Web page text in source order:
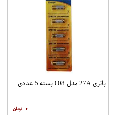
باتری 27A مدل 008 بسته 5 عددی
۰